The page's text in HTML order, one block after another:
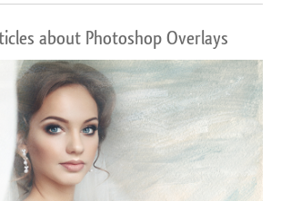
about Photoshop Overlays